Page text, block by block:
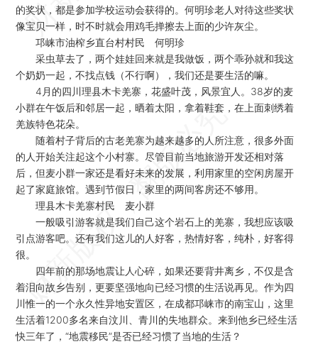
的奖状，都是参加学校运动会获得的。何明珍老人对待这些奖状
像宝贝一样，时不时就会用鸡毛掸擦去上面的少许灰尘。
邛崃市油榨乡直台村村民 何明珍
采虫草去了，两个娃娃回来就是我做饭，两个乖孙就和我这
个奶奶一起，不找点钱（不行啊），我们还是要生活的嘛。
4月的四川理县木卡羌寨，花盛叶茂，风景宜人。38岁的麦
小群在午饭后和邻居一起，晒着太阳，拿着鞋套，在上面刺绣着
羌族特色花朵。
随着村子背后的古老羌寨为越来越多的人所注意，很多外面
的人开始关注起这个小村寨。尽管目前当地旅游开发还相对落
后，但麦小群一家还是看好未来的发展，利用家里的空闲房屋开
起了家庭旅馆。遇到节假日，家里的两间客房还不够用。
理县木卡羌寨村民 麦小群
一般吸引游客就是我们自己这个岩石上的羌寨，我想应该吸
引点游客吧。还有我们这儿的人好客，热情好客，纯朴，好客得
很。
四年前的那场地震让人心碎，如果还要背井离乡，不仅是含
着泪向故乡告别，更要坚强地向已经习惯的生活说再见。作为四
川惟一的一个永久性异地安置区，在成都邛崃市的南宝山，这里
生活着1200多名来自汶川、青川的失地群众。来到他乡已经生活
快三年了，“地震移民”是否已经习惯了当地的生活？